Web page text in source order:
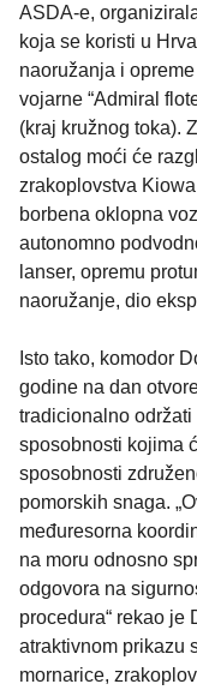
ASDA-e,
koja se koristi u
naoružanja i
vojarne “Admiral
(kraj kružnog toka).
ostalog moći će
zrakoplovstva
borbena oklopna
autonomno
lanser, opremu
naoružanje, dio
Isto tako, komodor
godine na dan
tradicionalno
sposobnosti kojima
sposobnosti
pomorskih snaga.
međuresorna
na moru odnosno
odgovora na
procedura“ rekao je
atraktivnom prikazu
mornarice,